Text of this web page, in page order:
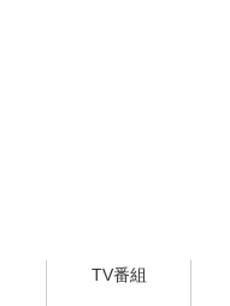
TV番組